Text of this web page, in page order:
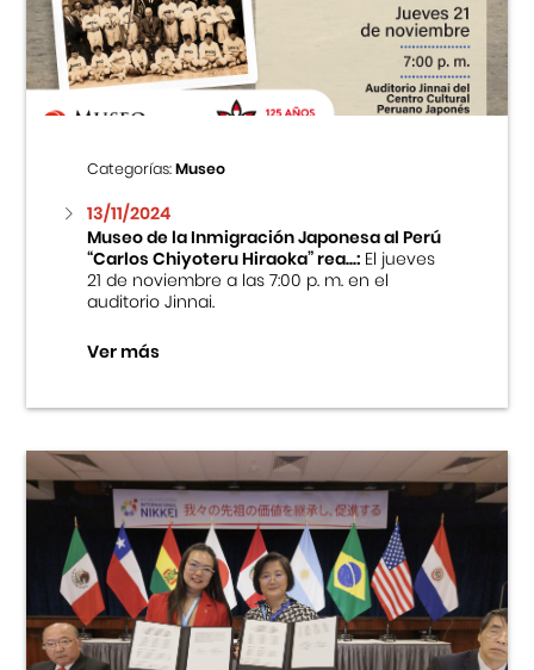
Centro Cultural Peruano Japonés
Cursos
Museo de la Inmigración Japonesa
Fondo Editorial
Teatro Peruano Japonés
Categorías:Museo
13/11/2024
Museo de la Inmigración Japonesa al Perú
“Carlos Chiyoteru Hiraoka” rea...:El jueves
21 de noviembre a las 7:00 p. m. en el
auditorio Jinnai.
Ver más